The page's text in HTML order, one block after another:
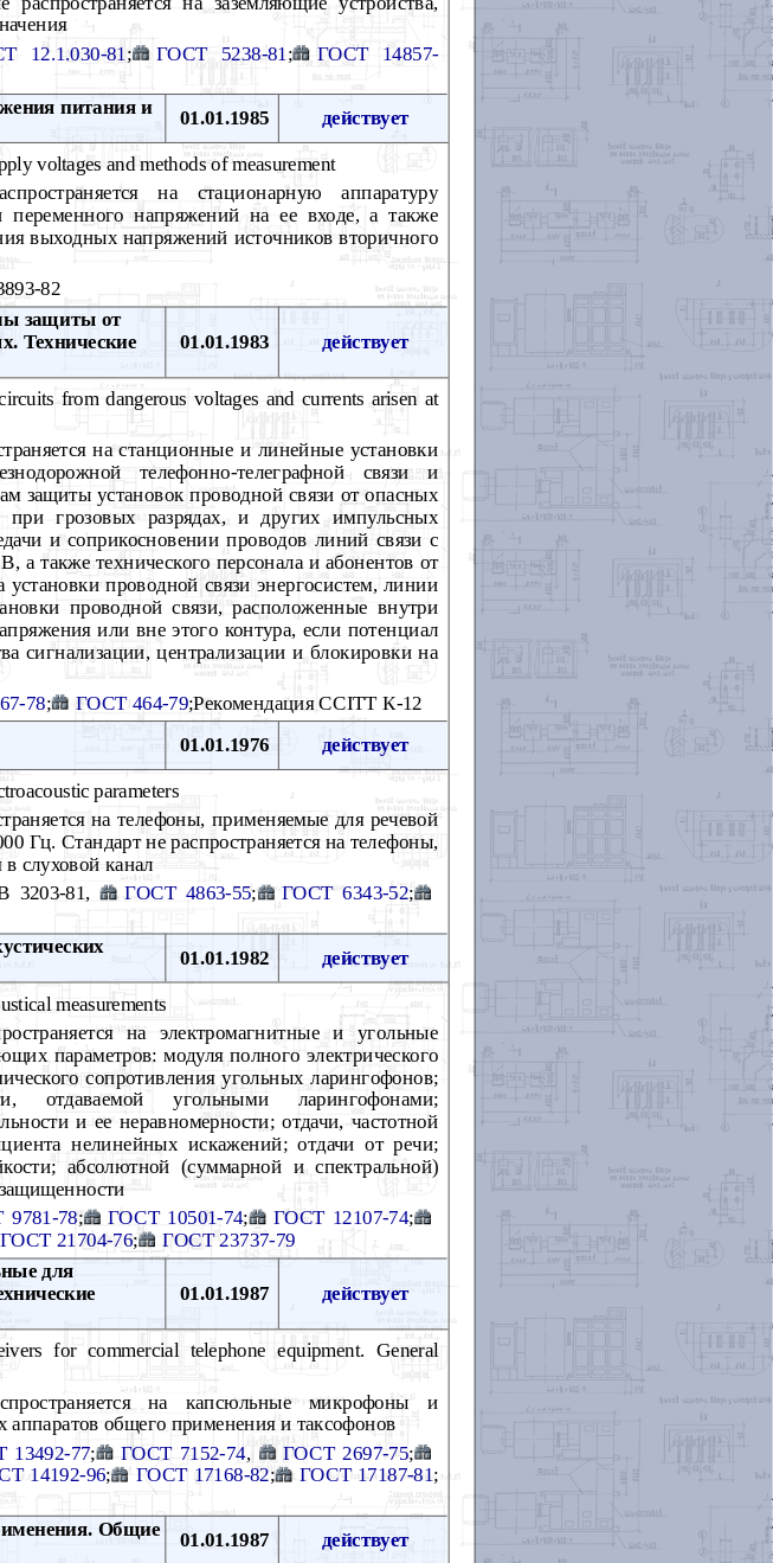
12.1.030-81 ; ГОСТ 5238-81 ; ГОСТ 14857-
питания и
01.01.1985 действует
voltages and methods of measurement
на стационарную аппаратуру
переменного напряжений на ее входе, а также
выходных напряжений источников вторичного
82
защиты от
Технические 01.01.1983 действует
from dangerous voltages and currents arisen at
на станционные и линейные установки
телефонно-телеграфной связи и
защиты установок проводной связи от опасных
грозовых разрядах, и других импульсных
и соприкосновении проводов линий связи с
а также технического персонала и абонентов от
установки проводной связи энергосистем, линии
проводной связи, расположенные внутри
или вне этого контура, если потенциал
сигнализации, централизации и блокировки на
78; ГОСТ 464-79;Рекомендация CCITT К-12
01.01.1976 действует
parameters
на телефоны, применяемые для речевой
Гц. Стандарт не распространяется на телефоны,
слуховой канал
3203-81, ГОСТ 4863-55; ГОСТ 6343-52;
01.01.1982 действует
measurements
на электромагнитные и угольные
параметров: модуля полного электрического
сопротивления угольных ларингофонов;
отдаваемой угольными ларингофонами;
и ее неравномерности; отдачи, частотной
нелинейных искажений; отдачи от речи;
абсолютной (суммарной и спектральной)
78; ГОСТ 10501-74; ГОСТ 12107-74;
ГОСТ 21704-76;
ГОСТ 23737-79
для
01.01.1987 действует
for commercial telephone equipment. General
на капсюльные микрофоны и
общего применения и таксофонов
13492-77; ГОСТ 7152-74, ГОСТ 2697-75;
14192-96; ГОСТ 17168-82; ГОСТ 17187-81;
Общие
01.01.1987 действует